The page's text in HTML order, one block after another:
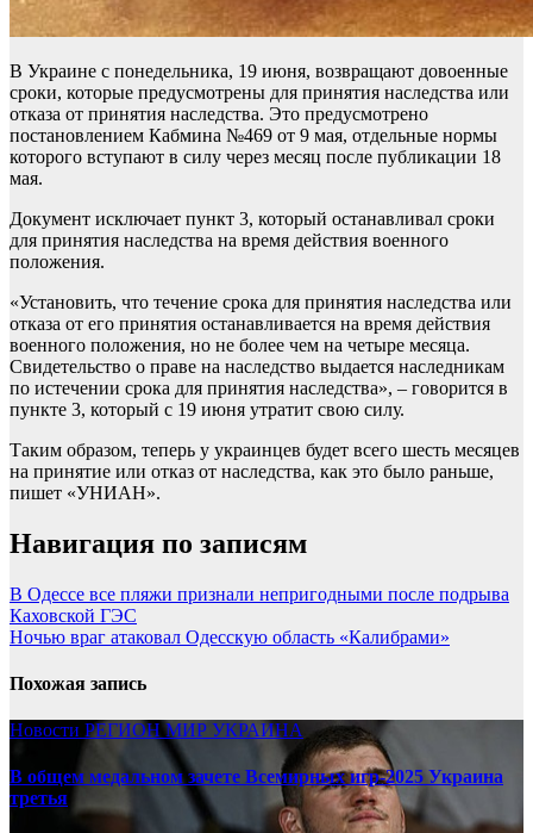
В Украине с понедельника, 19 июня, возвращают довоенные
сроки, которые предусмотрены для принятия наследства или
отказа от принятия наследства. Это предусмотрено
постановлением Кабмина №469 от 9 мая, отдельные нормы
которого вступают в силу через месяц после публикации 18
мая.
Документ исключает пункт 3, который останавливал сроки
для принятия наследства на время действия военного
положения.
«Установить, что течение срока для принятия наследства или
отказа от его принятия останавливается на время действия
военного положения, но не более чем на четыре месяца.
Свидетельство о праве на наследство выдается наследникам
по истечении срока для принятия наследства», – говорится в
пункте 3, который с 19 июня утратит свою силу.
Таким образом, теперь у украинцев будет всего шесть месяцев
на принятие или отказ от наследства, как это было раньше,
пишет «УНИАН».
Навигация по записям
В Одессе все пляжи признали непригодными после подрыва
Каховской ГЭС
Ночью враг атаковал Одесскую область «Калибрами»
Похожая запись
Новости РЕГИОНМИР УКРАИНА
В общем медальном зачете Всемирных игр-2025 Украина
третья